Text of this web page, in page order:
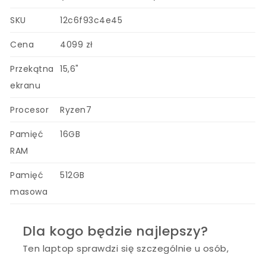
SKU 12c6f93c4e45
Cena 4099 zł
Przekątna
ekranu
15,6"
Procesor Ryzen7
Pamięć
RAM
16GB
Pamięć
masowa
512GB
Dla kogo będzie najlepszy?
Ten laptop sprawdzi się szczególnie u osób,